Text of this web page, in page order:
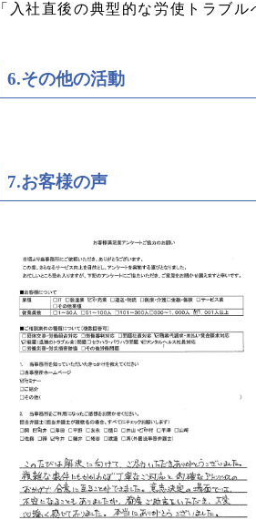
「入社直後の典型的な労使トラブ
6.その他の活動
7.お客様の声